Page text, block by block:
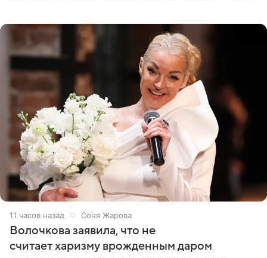
11 часов назад Соня Жарова
Волочкова заявила, что не
считает харизму врожденным даром